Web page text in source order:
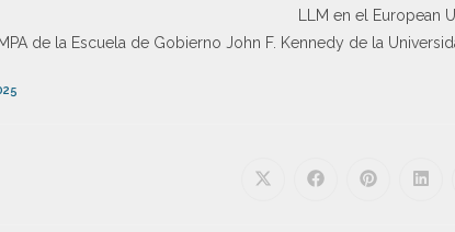
LLM en el European
MPA de la Escuela de Gobierno John F. Kennedy de la